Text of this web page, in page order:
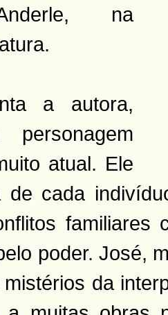
na
a autora,
atual. Ele
de cada
familiares
poder. José,
da